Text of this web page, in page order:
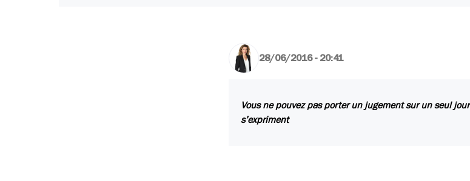
28/06/2016 - 20:41
Vous ne pouvez pas porter un jugement sur un seul
s’expriment